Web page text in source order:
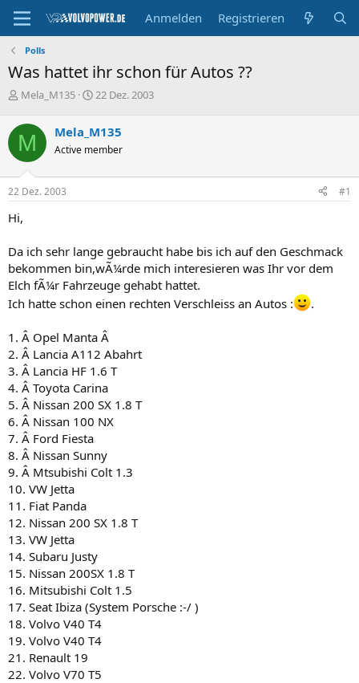
Anmelden Registrieren
Polls
Was hattet ihr schon für Autos ??
E
s
t
e
l
l
e
Mela_M135
E
t
e
l
22 Dez. 2003
M Mela_M135
Active member
22 Dez. 2003 #1
Hi,
Da ich sehr lange gebraucht habe bis ich auf den Geschmack
bekommen bin,wÃ¼rde mich interesieren was Ihr vor dem
Elch fÃ¼r Fahrzeuge gehabt hattet.
Ich hatte schon einen rechten Verschleiss an Autos :
.
1. Â Opel Manta Â
2. Â Lancia A112 Abahrt
3. Â Lancia HF 1.6 T
4. Â Toyota Carina
5. Â Nissan 200 SX 1.8 T
6. Â Nissan 100 NX
7. Â Ford Fiesta
8. Â Nissan Sunny
9. Â Mtsubishi Colt 1.3
10. VW Jetta
11. Fiat Panda
12. Nissan 200 SX 1.8 T
13. VW Jetta
14. Subaru Justy
15. Nissan 200SX 1.8 T
16. Mitsubishi Colt 1.5
17. Seat Ibiza (System Porsche :-/ )
18. Volvo V40 T4
19. Volvo V40 T4
21. Renault 19
22. Volvo V70 T5